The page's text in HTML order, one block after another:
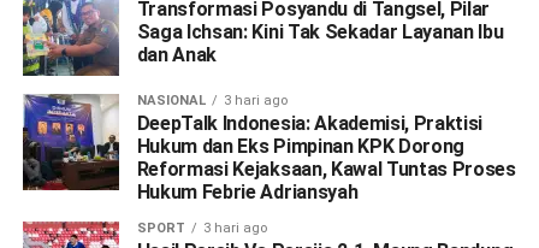
Transformasi Posyandu di Tangsel, Pilar
Saga Ichsan: Kini Tak Sekadar Layanan Ibu
dan Anak
NASIONAL 3 hari ago
DeepTalk Indonesia: Akademisi, Praktisi
Hukum dan Eks Pimpinan KPK Dorong
Reformasi Kejaksaan, Kawal Tuntas Proses
Hukum Febrie Adriansyah
SPORT 3 hari ago